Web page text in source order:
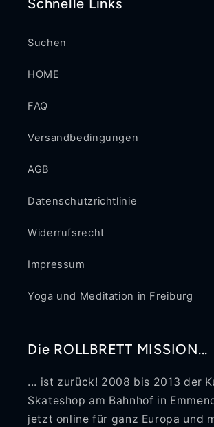
Schnelle Links
Suchen
HOME
FAQ
Versandbedingungen
AGB
Datenschutzrichtlinie
Widerrufsrecht
Impressum
Yoga und Meditation in Freiburg
Die ROLLBRETT MISSION...
... ist zurück! 2008 bis 2013 der
Skateshop am Bahnhof in
jetzt online für ganz Europa und